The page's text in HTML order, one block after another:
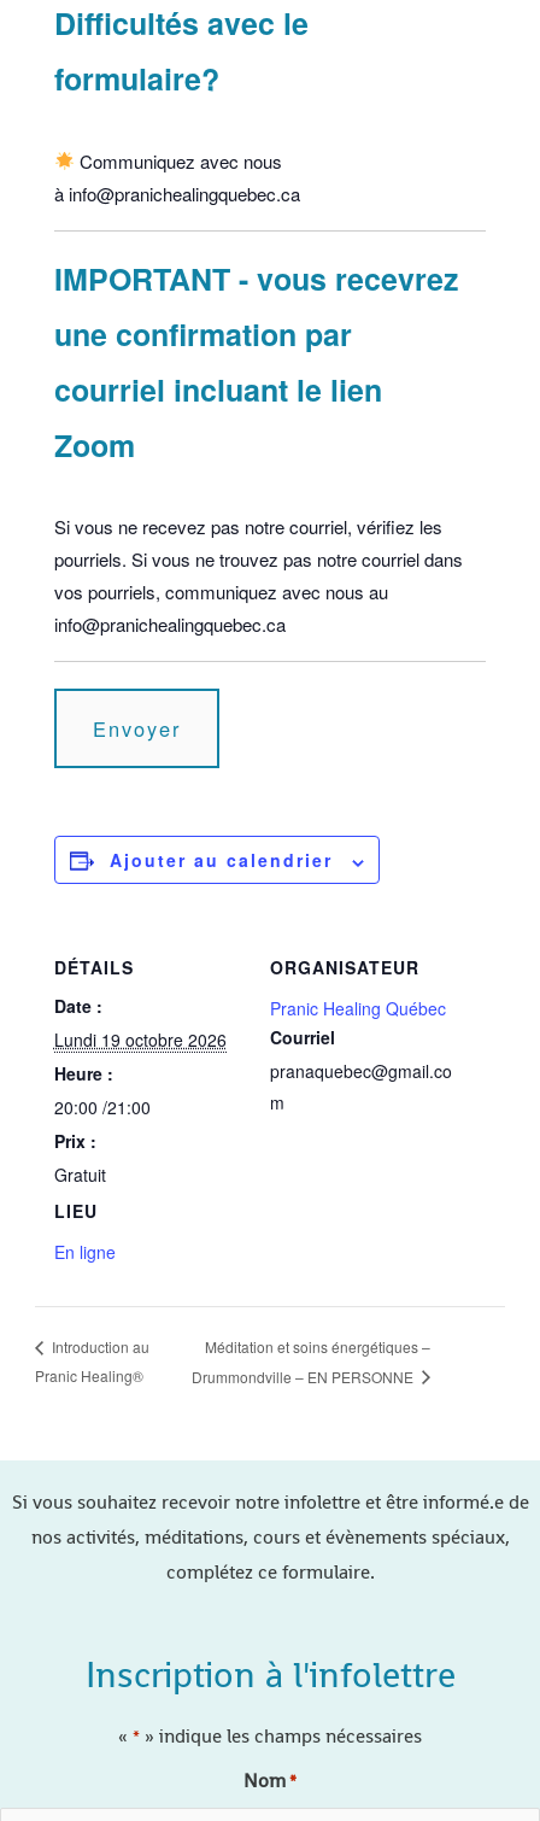
Difficultés avec le
formulaire?
Communiquez avec nous
à info@pranichealingquebec.ca
IMPORTANT - vous recevrez
une confirmation par
courriel incluant le lien
Zoom
Si vous ne recevez pas notre courriel, vérifiez les
pourriels. Si vous ne trouvez pas notre courriel dans
vos pourriels, communiquez avec nous au
info@pranichealingquebec.ca
Ajouter au calendrier
DÉTAILS
Date :
Lundi 19 octobre 2026
Heure :
20:00 /21:00
Prix :
Gratuit
LIEU
En ligne
ORGANISATEUR
Pranic Healing Québec
Courriel
pranaquebec@gmail.co
m
Introduction au
Pranic Healing®
Méditation et soins énergétiques –
Drummondville – EN PERSONNE
Si vous souhaitez recevoir notre infolettre et être informé.e de
nos activités, méditations, cours et évènements spéciaux,
complétez ce formulaire.
Inscription à l'infolettre
« * » indique les champs nécessaires
Nom*